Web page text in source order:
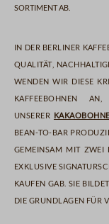
Sortiment ab.
In der Berliner
Qualität,
wenden wir diese
Kaffeebohnen
unserer
Bean-to-Bar
gemeinsam mit
exklusive
kaufen gab. Sie
die Grundlagen für